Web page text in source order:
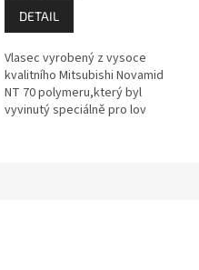
DETAIL
Vlasec vyrobený z vysoce
kvalitního Mitsubishi Novamid
NT 70 polymeru,který byl
vyvinutý speciálně pro lov